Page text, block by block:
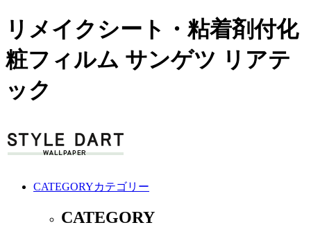
リメイクシート・粘着剤付化
粧フィルム サンゲツ リアテ
ック
CATEGORYカテゴリー
CATEGORY